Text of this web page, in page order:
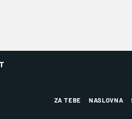
ZA TEBE NASLOVNA